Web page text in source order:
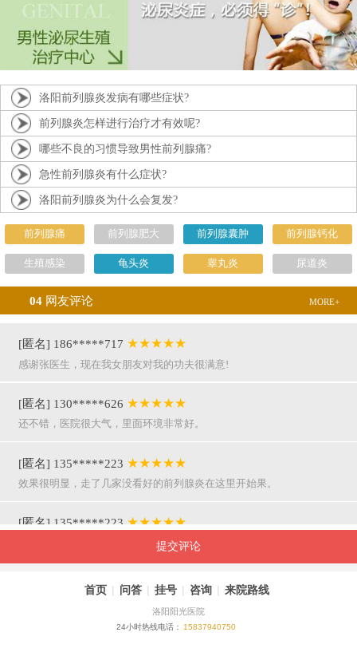
洛阳前列腺炎发病有哪些症状?
前列腺炎怎样进行治疗才有效呢?
哪些不良的习惯导致男性前列腺痛?
急性前列腺炎有什么症状?
洛阳前列腺炎为什么会复发?
前列腺痛 前列腺肥大 前列腺囊肿 前列腺钙化
生殖感染 龟头炎 睾丸炎 尿道炎
04 网友评论 MORE+
[匿名] 186*****717 ★★★★★
感谢张医生，现在我女朋友对我的功夫很满意!
[匿名] 130*****626 ★★★★★
还不错，医院很大气，里面环境非常好。
[匿名] 135*****223 ★★★★★
效果很明显，走了几家没看好的前列腺炎在这里开始果。
[匿名] 135*****223 ★★★★★
呵呵，就是屌，你们医院护士穿着挺漂亮的。
[匿名] 155*****941★★★★★
提交评论
首页 | 问答 | 挂号 | 咨询 | 来院路线
洛阳阳光医院
24小时热线电话： 15837940750